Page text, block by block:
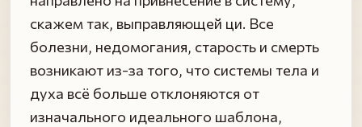
скажем так, выправляющей ци. Все
болезни, недомогания, старость и смерть
возникают из-за того, что системы тела и
духа всё больше отклоняются от
изначального идеального шаблона,